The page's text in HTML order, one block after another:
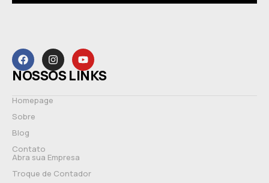
NOSSOS LINKS
Homepage
Sobre
Blog
Contato
Abra sua Empresa
Troque de Contador